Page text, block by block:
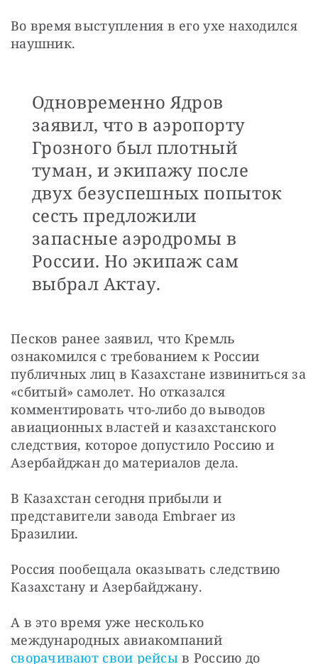
Во время выступления в его ухе находился
наушник.
Одновременно Ядров
заявил, что в аэропорту
Грозного был плотный
туман, и экипажу после
двух безуспешных попыток
сесть предложили
запасные аэродромы в
России. Но экипаж сам
выбрал Актау.
Песков ранее заявил, что Кремль
ознакомился с требованием к России
публичных лиц в Казахстане извиниться за
«сбитый» самолет. Но отказался
комментировать что-либо до выводов
авиационных властей и казахстанского
следствия, которое допустило Россию и
Азербайджан до материалов дела.
В Казахстан сегодня прибыли и
представители завода Embraer из
Бразилии.
Россия пообещала оказывать следствию
Казахстану и Азербайджану.
А в это время уже несколько
сворачивают свои рейсы в Россию до